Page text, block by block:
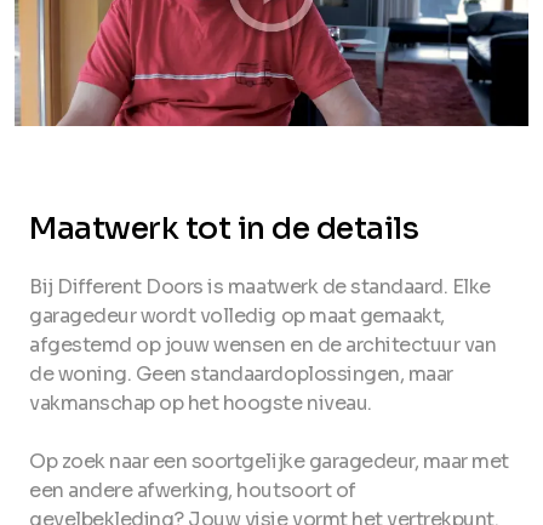
Maatwerk tot in de details
Bij Different Doors is maatwerk de standaard. Elke
garagedeur wordt volledig op maat gemaakt,
afgestemd op jouw wensen en de architectuur van
de woning. Geen standaardoplossingen, maar
vakmanschap op het hoogste niveau.
Op zoek naar een soortgelijke garagedeur, maar met
een andere afwerking, houtsoort of
gevelbekleding? Jouw visie vormt het vertrekpunt.